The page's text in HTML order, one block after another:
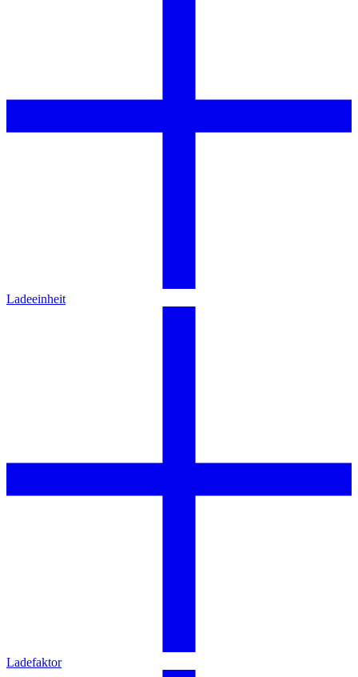
Ladeeinheit
Ladefaktor